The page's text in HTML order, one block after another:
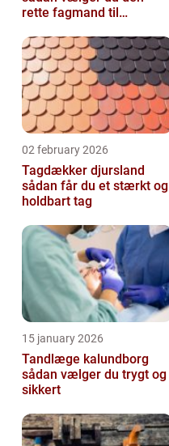
rette fagmand til
02 february 2026
Tagdækker djursland
sådan får du et stærkt og
holdbart tag
15 january 2026
Tandlæge kalundborg
sådan vælger du trygt og
sikkert